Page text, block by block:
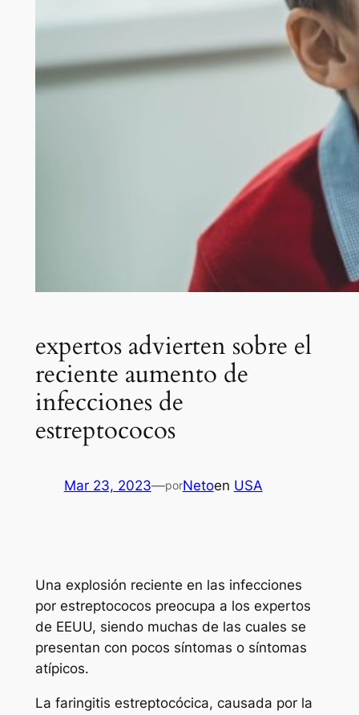
expertos advierten sobre el
reciente aumento de
infecciones de
estreptococos
Mar 23, 2023—porNetoen USA
Una explosión reciente en las infecciones
por estreptococos preocupa a los expertos
de EEUU, siendo muchas de las cuales se
presentan con pocos síntomas o síntomas
atípicos.
La faringitis estreptocócica, causada por la